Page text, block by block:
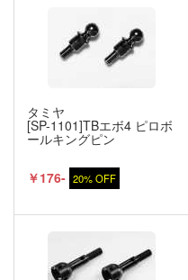
タミヤ
[SP-1101]TBエボ4 ピロボ
ールキングピン
￥176- 20% OFF